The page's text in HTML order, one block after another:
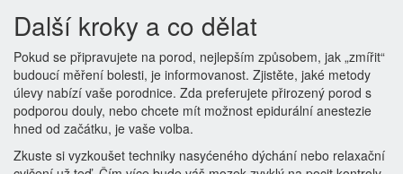
Další kroky a co dělat
Pokud se připravujete na porod, nejlepším způsobem, jak „zmířit“
budoucí měření bolesti, je informovanost. Zjistěte, jaké metody
úlevy nabízí vaše porodnice. Zda preferujete přirozený porod s
podporou douly, nebo chcete mít možnost epidurální anestezie
hned od začátku, je vaše volba.
Zkuste si vyzkoušet techniky nasyćeného dýchání nebo relaxační